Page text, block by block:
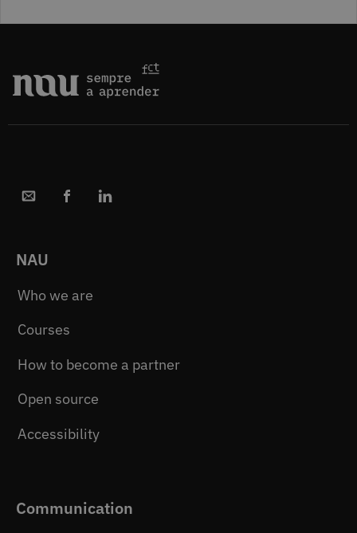
NAU
Who we are
Courses
How to become a partner
Open source
Accessibility
Communication